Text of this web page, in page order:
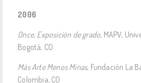
2006
Once, Exposición de grado, MAPV,
Bogotá, CO
Más Arte Menos Minas, Fundación La
Colombia, CO